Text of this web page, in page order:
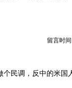
留言时间
民调，反中的米国